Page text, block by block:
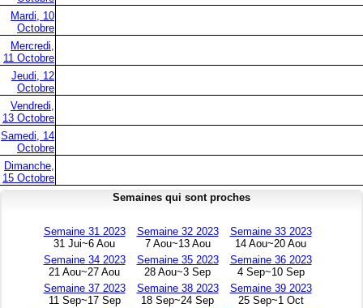
Mardi, 10
Octobre
Mercredi,
11 Octobre
Jeudi, 12
Octobre
Vendredi,
13 Octobre
Samedi, 14
Octobre
Dimanche,
15 Octobre
Semaines qui sont proches
Semaine 31 2023
31 Jui~6 Aou
Semaine 32 2023
7 Aou~13 Aou
Semaine 33 2023
14 Aou~20 Aou
Semaine 34 2023
21 Aou~27 Aou
Semaine 35 2023
28 Aou~3 Sep
Semaine 36 2023
4 Sep~10 Sep
Semaine 37 2023
11 Sep~17 Sep
Semaine 38 2023
18 Sep~24 Sep
Semaine 39 2023
25 Sep~1 Oct